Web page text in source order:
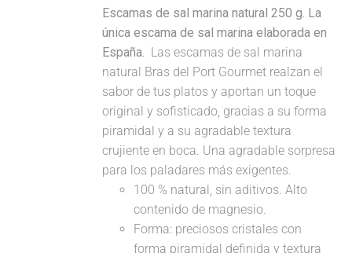
Escamas de sal marina natural 250 g. La
única escama de sal marina elaborada en
España. Las escamas de sal marina
natural Bras del Port Gourmet realzan el
sabor de tus platos y aportan un toque
original y sofisticado, gracias a su forma
piramidal y a su agradable textura
crujiente en boca. Una agradable sorpresa
para los paladares más exigentes.
100 % natural, sin aditivos. Alto
contenido de magnesio.
Forma: preciosos cristales con
forma piramidal definida y textura